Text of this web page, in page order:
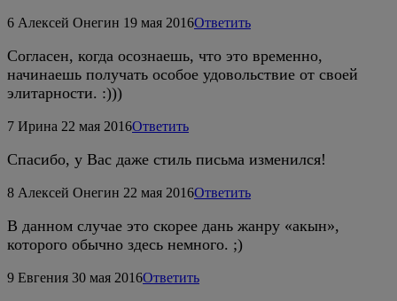
6 Алексей Онегин 19 мая 2016Ответить
Согласен, когда осознаешь, что это временно,
начинаешь получать особое удовольствие от своей
элитарности. :)))
7 Ирина 22 мая 2016Ответить
Спасибо, у Вас даже стиль письма изменился!
8 Алексей Онегин 22 мая 2016Ответить
В данном случае это скорее дань жанру «акын»,
которого обычно здесь немного. ;)
9 Евгения 30 мая 2016Ответить